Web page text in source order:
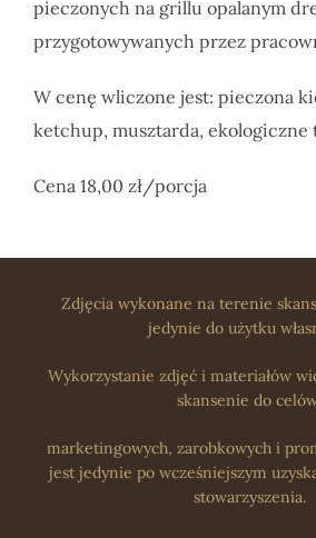
pieczonych na grillu opalanym
przygotowywanych przez
W cenę wliczone jest: pieczona
ketchup, musztarda, ekologiczne
Cena 18,00 zł/porcja
Zdjęcia wykonane na terenie
jedynie do użytku
Wykorzystanie zdjęć i materiałów
skansenie do
marketingowych, zarobkowych i
jest jedynie po wcześniejszym
stowarzyszenia.